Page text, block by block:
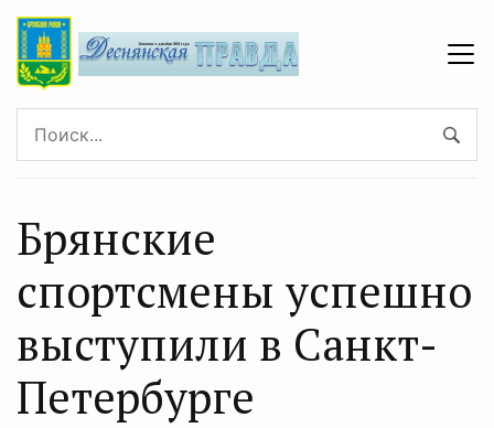
Брянские
спортсмены успешно
выступили в Санкт-
Петербурге